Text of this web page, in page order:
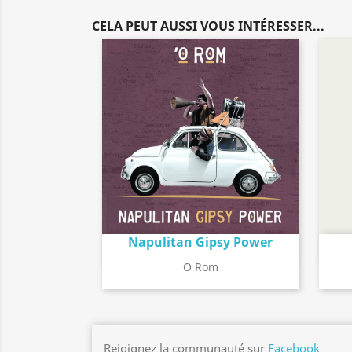
CELA PEUT AUSSI VOUS INTÉRESSER...
Napulitan Gipsy Power
O Rom
searchDétail de l'album
Rejoignez la communauté sur Facebook